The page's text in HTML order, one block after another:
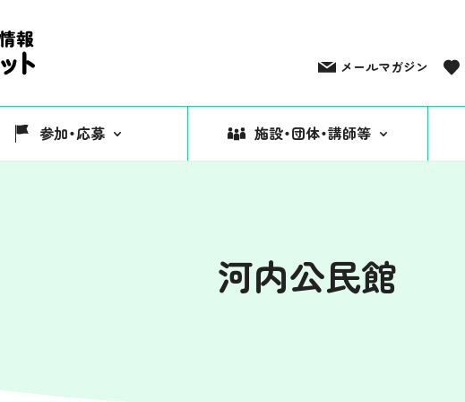
メールマガジン
参加・応募 施設・団体・講師等
河内公民館